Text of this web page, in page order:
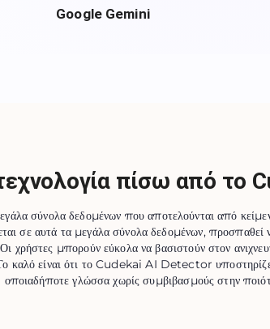
Google Gemini
πίσω από το
σύνολα δεδομένων που αποτελούνται από
σε αυτά τα μεγάλα σύνολα δεδομένων,
χρήστες μπορούν εύκολα να βασιστούν στον
καλό είναι ότι το Cudekai AI Detector
οποιαδήποτε γλώσσα χωρίς συμβιβασμούς στην